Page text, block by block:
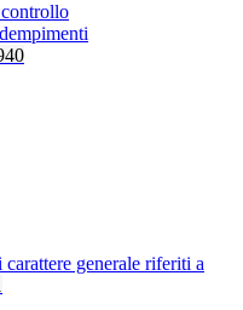
generale riferiti a